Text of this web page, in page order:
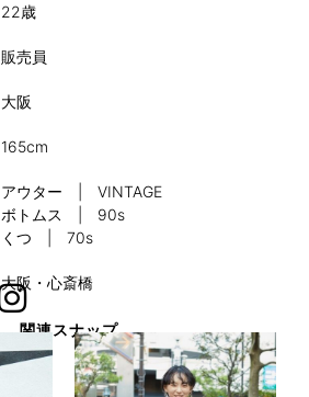
22歳
販売員
大阪
165cm
アウター | VINTAGE
ボトムス | 90s
くつ | 70s
大阪・心斎橋
関連スナップ